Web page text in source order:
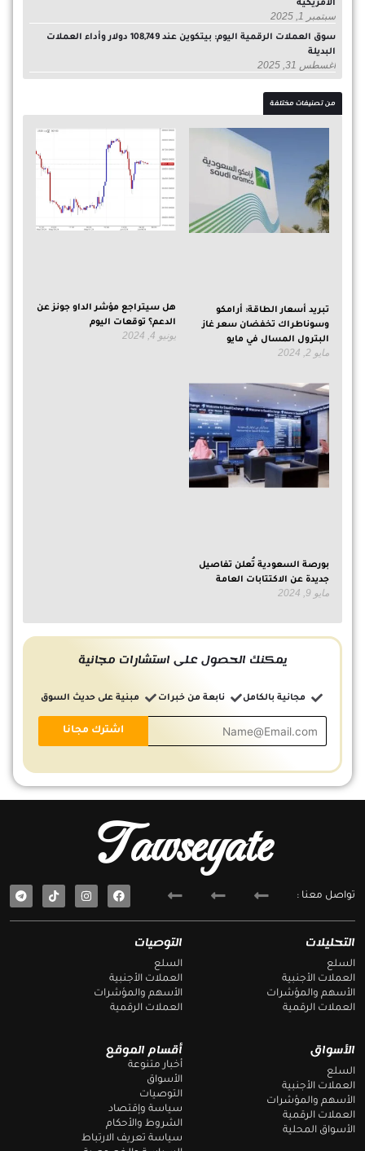
الأمريكية
سبتمبر 1, 2025
سوق العملات الرقمية اليوم: بيتكوين عند 108,749 دولار وأداء العملات
البديلة
أغسطس 31, 2025
من تصنيفات مختلفة
تبريد أسعار الطاقة: أرامكو
وسوناطراك تخفضان سعر غاز
البترول المسال في مايو
مايو 2, 2024
هل سيتراجع مؤشر الداو جونز عن
الدعم؟ توقعات اليوم
يونيو 4, 2024
بورصة السعودية تُعلن تفاصيل
جديدة عن الاكتتابات العامة
مايو 9, 2024
يمكنك الحصول على استشارات مجانية
مجانية بالكامل نابعة من خبرات مبنية على حديث السوق
أقسام الموقع
أخبار متنوعة
الأسواق
التوصيات
سياسة وإقتصاد
الشروط والأحكام
سياسة تعريف الارتباط
الأسواق
السلع
العملات الأجنبية
الأسهم والمؤشرات
العملات الرقمية
الأسواق المحلية
التوصيات
السلع
العملات الأجنبية
الأسهم والمؤشرات
العملات الرقمية
التحليلات
السلع
العملات الأجنبية
الأسهم والمؤشرات
العملات الرقمية
Tawseyate
تواصل معنا :
F
a
e
T
e
e